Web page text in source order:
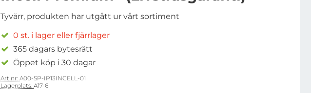
Tyvärr, produkten har utgått ur vårt sortiment
0 st. i lager eller fjärrlager
365 dagars bytesrätt
Öppet köp i 30 dagar
Art nr: A00-SP-IP13INCELL-01
Lagerplats: A17-6